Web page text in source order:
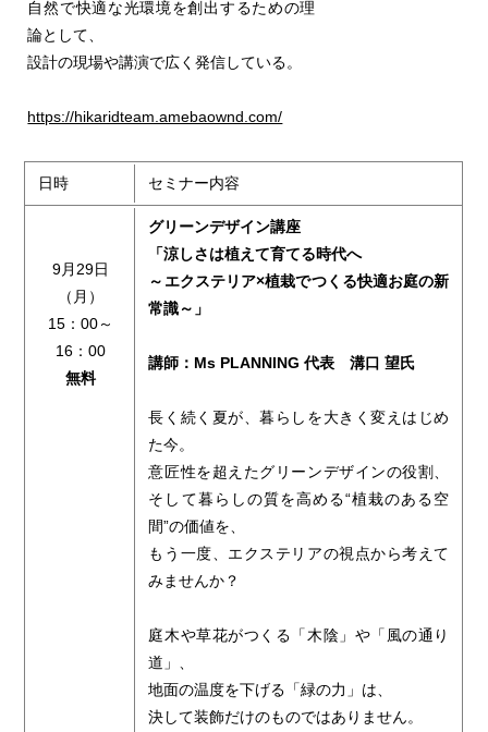
自然で快適な光環境を創出するための理
論として、
設計の現場や講演で広く発信している。
https://hikaridteam.amebaownd.com/
日時 セミナー内容
9月29日
（月）
15：00～
16：00
無料
グリーンデザイン講座
「涼しさは植えて育てる時代へ
～エクステリア×植栽でつくる快適お庭の新
常識～」
講師：Ms PLANNING 代表 溝口 望氏
長く続く夏が、暮らしを大きく変えはじめ
た今。
意匠性を超えたグリーンデザインの役割、
そして暮らしの質を高める“植栽のある空
間”の価値を、
もう一度、エクステリアの視点から考えて
みませんか？
庭木や草花がつくる「木陰」や「風の通り
道」、
地面の温度を下げる「緑の力」は、
決して装飾だけのものではありません。